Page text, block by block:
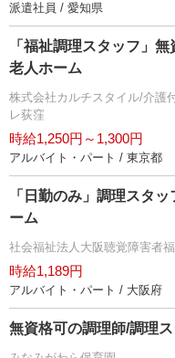
派遣社員 / 愛知県
「福祉調理スタッフ」
老人ホーム
株式会社カルチスタイル/介護
レ荻窪
時給1,250円～1,300円
アルバイト・パート / 東京都
「日勤のみ」調理スタ
ーム
社会福祉法人大阪聴覚障害者
時給1,189円
アルバイト・パート / 大阪府
無資格可の調理師/調理